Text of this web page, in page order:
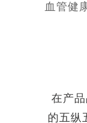
血管健
在产
的五纵